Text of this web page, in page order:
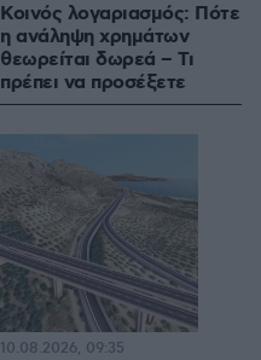
Κοινός λογαριασμός: Πότε
η ανάληψη χρημάτων
θεωρείται δωρεά – Τι
πρέπει να προσέξετε
10.08.2026, 09:35